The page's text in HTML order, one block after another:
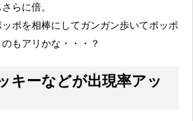
らに倍。
ポを相棒にしてガンガン歩いてポッポ
もアリかな・・・？
キーなどが出現率アッ